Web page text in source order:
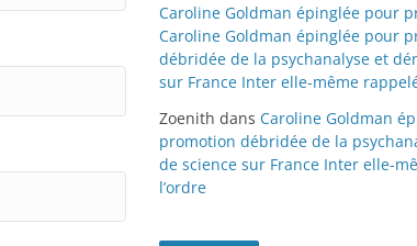
Caroline Goldman épinglée pour
Caroline Goldman épinglée pour
débridée de la psychanalyse et
sur France Inter elle-même
Zoenith dans Caroline Goldman
promotion débridée de la
de science sur France Inter elle-
l’ordre